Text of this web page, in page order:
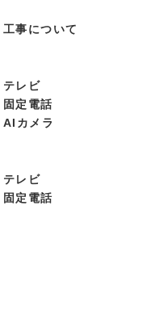
工事について
テレビ
固定電話
AIカメラ
テレビ
固定電話